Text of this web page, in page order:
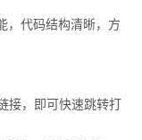
，代码结构清晰，方
接，即可快速跳转打